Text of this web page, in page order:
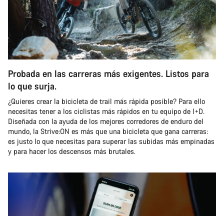
Probada en las carreras más exigentes. Listos para
lo que surja.
¿Quieres crear la bicicleta de trail más rápida posible? Para ello
necesitas tener a los ciclistas más rápidos en tu equipo de I+D.
Diseñada con la ayuda de los mejores corredores de enduro del
mundo, la Strive:ON es más que una bicicleta que gana carreras:
es justo lo que necesitas para superar las subidas más empinadas
y para hacer los descensos más brutales.